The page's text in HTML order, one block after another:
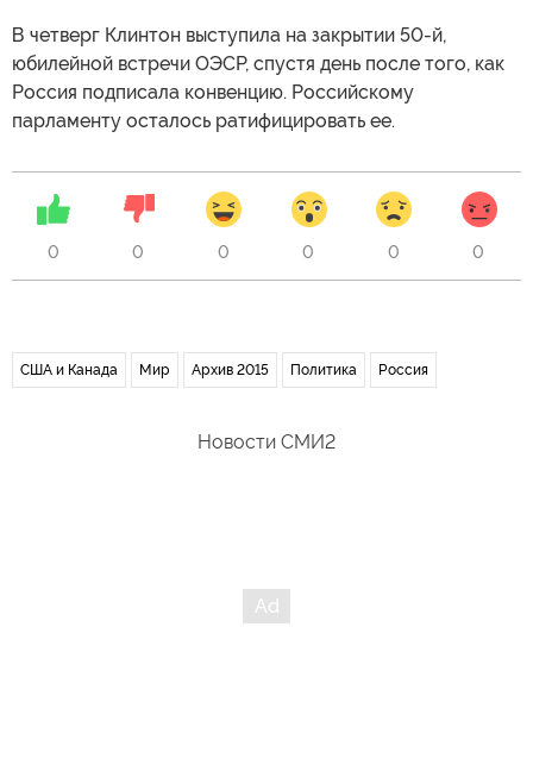
В четверг Клинтон выступила на закрытии 50-й,
юбилейной встречи ОЭСР, спустя день после того, как
Россия подписала конвенцию. Российскому
парламенту осталось ратифицировать ее.
0 0 0 0 0 0
США и Канада Мир Архив 2015 Политика Россия
Новости СМИ2